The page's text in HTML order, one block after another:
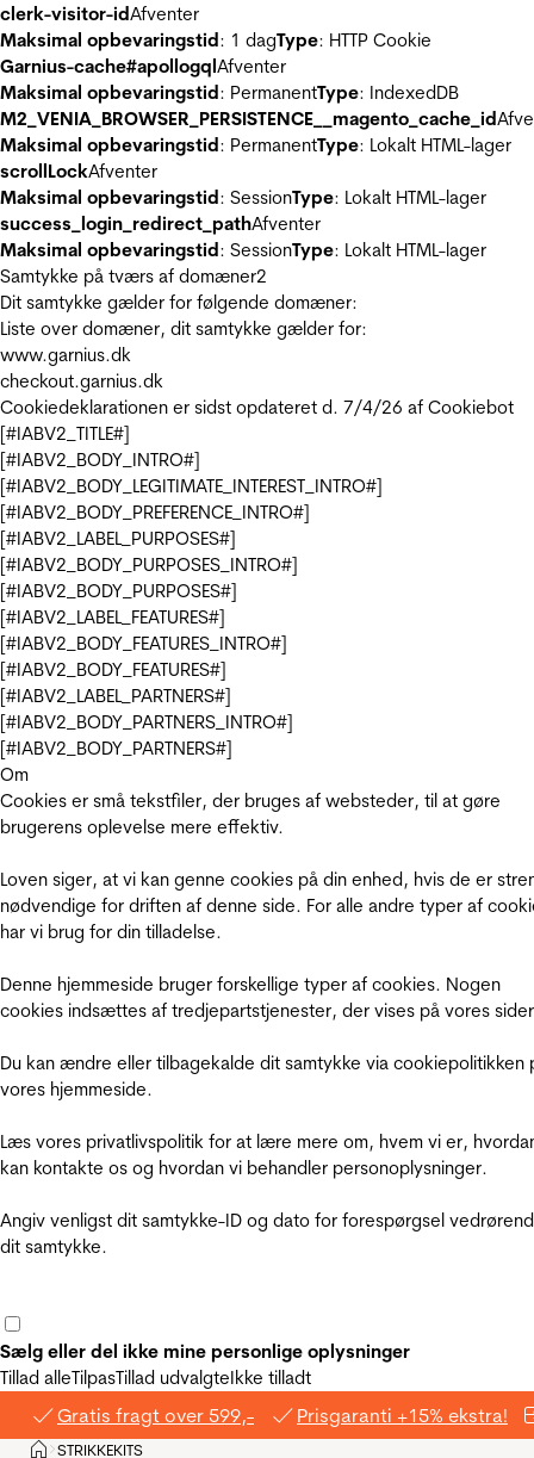
clerk-visitor-idAfventer
Maksimal opbevaringstid: 1 dagType: HTTP Cookie
Garnius-cache#apollogqlAfventer
Maksimal opbevaringstid: PermanentType: IndexedDB
M2_VENIA_BROWSER_PERSISTENCE__magento_cache_id
Maksimal opbevaringstid: PermanentType: Lokalt HTML-lager
scrollLockAfventer
Maksimal opbevaringstid: SessionType: Lokalt HTML-lager
success_login_redirect_pathAfventer
Maksimal opbevaringstid: SessionType: Lokalt HTML-lager
Samtykke på tværs af domæner2
Dit samtykke gælder for følgende domæner:
Liste over domæner, dit samtykke gælder for:
www.garnius.dk
checkout.garnius.dk
Cookiedeklarationen er sidst opdateret d. 7/4/26 af Cookiebot
[#IABV2_TITLE#]
[#IABV2_BODY_INTRO#]
[#IABV2_BODY_LEGITIMATE_INTEREST_INTRO#]
[#IABV2_BODY_PREFERENCE_INTRO#]
[#IABV2_LABEL_PURPOSES#]
[#IABV2_BODY_PURPOSES_INTRO#]
[#IABV2_BODY_PURPOSES#]
[#IABV2_LABEL_FEATURES#]
[#IABV2_BODY_FEATURES_INTRO#]
[#IABV2_BODY_FEATURES#]
[#IABV2_LABEL_PARTNERS#]
[#IABV2_BODY_PARTNERS_INTRO#]
[#IABV2_BODY_PARTNERS#]
Om
Cookies er små tekstfiler, der bruges af websteder, til at gøre
brugerens oplevelse mere effektiv.
Loven siger, at vi kan genne cookies på din enhed, hvis de er
nødvendige for driften af denne side. For alle andre typer af
har vi brug for din tilladelse.
Denne hjemmeside bruger forskellige typer af cookies. Nogen
cookies indsættes af tredjepartstjenester, der vises på vores
Du kan ændre eller tilbagekalde dit samtykke via cookiepolitikken
vores hjemmeside.
Læs vores privatlivspolitik for at lære mere om, hvem vi er,
kan kontakte os og hvordan vi behandler personoplysninger.
Angiv venligst dit samtykke-ID og dato for forespørgsel
dit samtykke.
Sælg eller del ikke mine personlige oplysninger
Tillad alleTilpasTillad udvalgteIkke tilladt
Gratis fragt over 599,- Prisgaranti +15% ekstra!
Hjem
>STRIKKEKITS